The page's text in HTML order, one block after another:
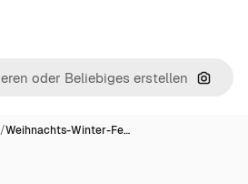
Nach
/Weihnachts-Winter-Fe…